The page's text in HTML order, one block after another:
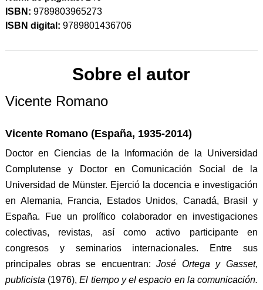
ISBN: 9789803965273
ISBN digital: 9789801436706
Sobre el autor
Vicente Romano
Vicente Romano (España, 1935-2014)
Doctor en Ciencias de la Información de la Universidad
Complutense y Doctor en Comunicación Social de la
Universidad de Münster. Ejerció la docencia e investigación
en Alemania, Francia, Estados Unidos, Canadá, Brasil y
España. Fue un prolífico colaborador en investigaciones
colectivas, revistas, así como activo participante en
congresos y seminarios internacionales. Entre sus
principales obras se encuentran:José Ortega y Gasset,
publicista (1976),El tiempo y el espacio en la comunicación.